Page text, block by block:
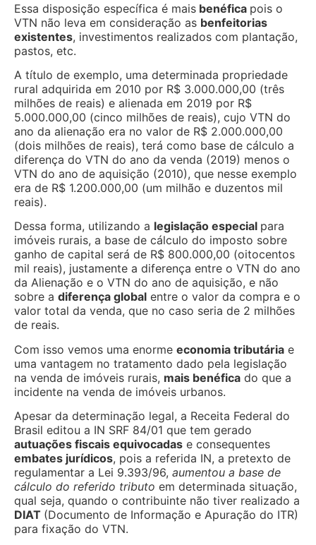
Essa disposição específica é mais benéfica pois o
VTN não leva em consideração as benfeitorias
existentes, investimentos realizados com plantação,
pastos, etc.
A título de exemplo, uma determinada propriedade
rural adquirida em 2010 por R$ 3.000.000,00 (três
milhões de reais) e alienada em 2019 por R$
5.000.000,00 (cinco milhões de reais), cujo VTN do
ano da alienação era no valor de R$ 2.000.000,00
(dois milhões de reais), terá como base de cálculo a
diferença do VTN do ano da venda (2019) menos o
VTN do ano de aquisição (2010), que nesse exemplo
era de R$ 1.200.000,00 (um milhão e duzentos mil
reais).
Dessa forma, utilizando a legislação especial para
imóveis rurais, a base de cálculo do imposto sobre
ganho de capital será de R$ 800.000,00 (oitocentos
mil reais), justamente a diferença entre o VTN do ano
da Alienação e o VTN do ano de aquisição, e não
sobre a diferença global entre o valor da compra e o
valor total da venda, que no caso seria de 2 milhões
de reais.
Com isso vemos uma enorme economia tributária e
uma vantagem no tratamento dado pela legislação
na venda de imóveis rurais, mais benéfica do que a
incidente na venda de imóveis urbanos.
Apesar da determinação legal, a Receita Federal do
Brasil editou a IN SRF 84/01 que tem gerado
autuações fiscais equivocadas e consequentes
embates jurídicos, pois a referida IN, a pretexto de
regulamentar a Lei 9.393/96, aumentou a base de
cálculo do referido tributo em determinada situação,
qual seja, quando o contribuinte não tiver realizado a
DIAT (Documento de Informação e Apuração do ITR)
para fixação do VTN.